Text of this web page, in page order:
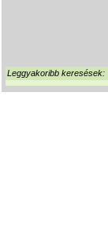
Leggyakoribb keresések: